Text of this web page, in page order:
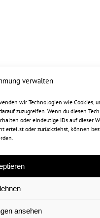
verwalten
wir Technologien wie Cookies,
zuzugreifen. Wenn du diesen
oder eindeutige IDs auf dieser
erteilst oder zurückziehst, können
ansehen